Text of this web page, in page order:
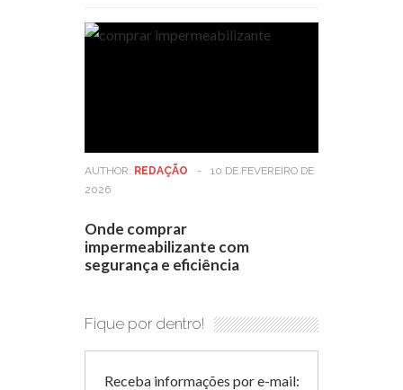
AUTHOR: REDAÇÃO -
10 DE FEVEREIRO DE
2026
Onde comprar
impermeabilizante com
segurança e eficiência
Fique por dentro!
Receba informações por e-mail: